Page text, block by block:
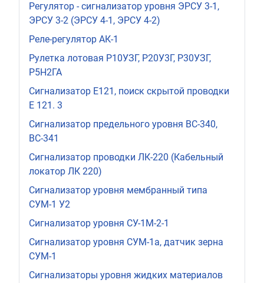
Регулятор - сигнализатор уровня ЭРСУ 3-1,
ЭРСУ 3-2 (ЭРСУ 4-1, ЭРСУ 4-2)
Реле-регулятор АК-1
Рулетка лотовая Р10УЗГ, Р20У3Г, Р30УЗГ,
Р5Н2ГА
Сигнализатор Е121, поиск скрытой проводки
Е 121. 3
Сигнализатор предельного уровня ВС-340,
ВС-341
Сигнализатор проводки ЛК-220 (Кабельный
локатор ЛК 220)
Сигнализатор уровня мембранный типа
СУМ-1 У2
Сигнализатор уровня СУ-1М-2-1
Сигнализатор уровня СУМ-1а, датчик зерна
СУМ-1
Сигнализаторы уровня жидких материалов